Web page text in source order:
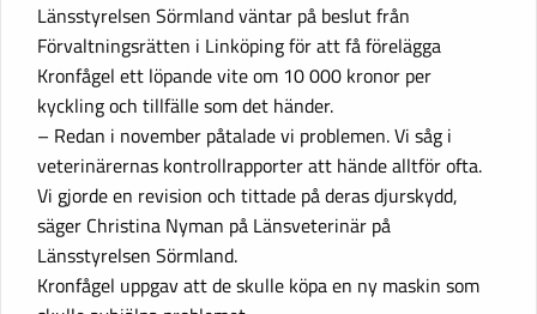
Länsstyrelsen Sörmland väntar på beslut från
Förvaltningsrätten i Linköping för att få förelägga
Kronfågel ett löpande vite om 10 000 kronor per
kyckling och tillfälle som det händer.
– Redan i november påtalade vi problemen. Vi såg i
veterinärernas kontrollrapporter att hände alltför ofta.
Vi gjorde en revision och tittade på deras djurskydd,
säger Christina Nyman på Länsveterinär på
Länsstyrelsen Sörmland.
Kronfågel uppgav att de skulle köpa en ny maskin som